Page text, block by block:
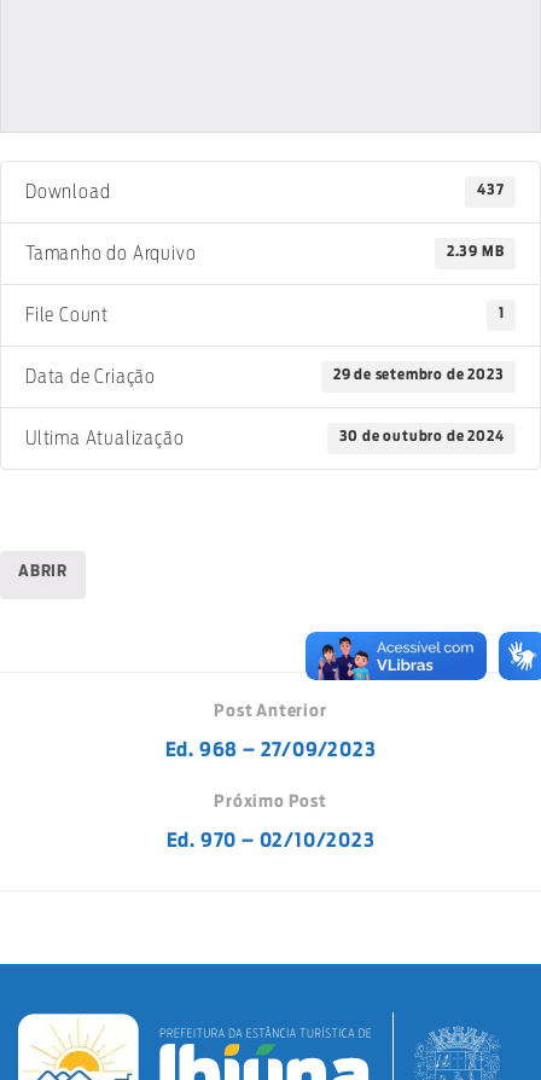
Download 437
Tamanho do Arquivo 2.39 MB
File Count 1
Data de Criação 29 de setembro de 2023
Ultima Atualização 30 de outubro de 2024
ABRIR
Post Anterior
Ed. 968 – 27/09/2023
Próximo Post
Ed. 970 – 02/10/2023